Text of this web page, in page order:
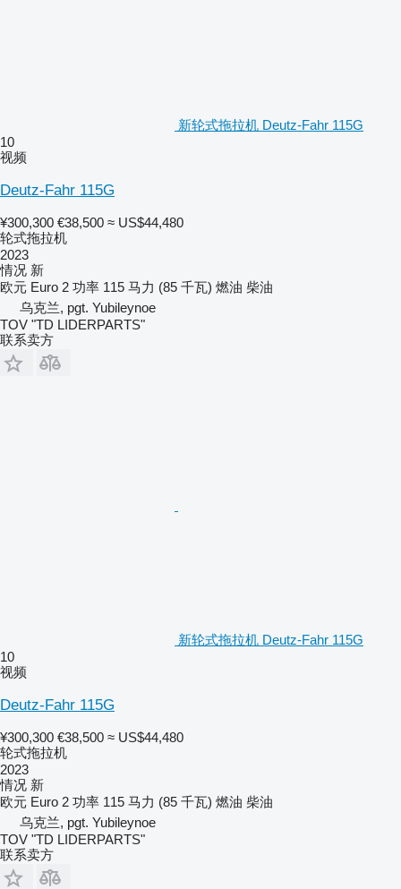
新轮式拖拉机 Deutz-Fahr 115G
10
视频
Deutz-Fahr 115G
¥300,300 €38,500 ≈ US$44,480
轮式拖拉机
2023
情况 新
欧元 Euro 2 功率 115 马力 (85 千瓦) 燃油 柴油
乌克兰, pgt. Yubileynoe
TOV "TD LIDERPARTS"
联系卖方
新轮式拖拉机 Deutz-Fahr 115G
10
视频
Deutz-Fahr 115G
¥300,300 €38,500 ≈ US$44,480
轮式拖拉机
2023
情况 新
欧元 Euro 2 功率 115 马力 (85 千瓦) 燃油 柴油
乌克兰, pgt. Yubileynoe
TOV "TD LIDERPARTS"
联系卖方